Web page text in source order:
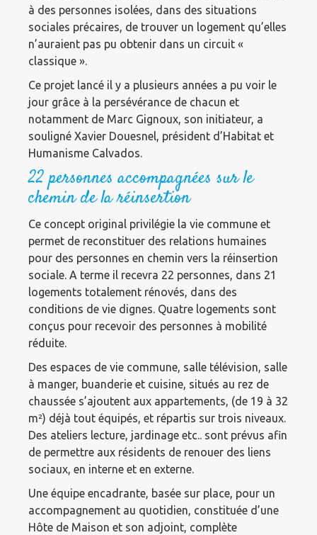
à des personnes isolées, dans des situations
sociales précaires, de trouver un logement qu’elles
n’auraient pas pu obtenir dans un circuit «
classique ».
Ce projet lancé il y a plusieurs années a pu voir le
jour grâce à la persévérance de chacun et
notamment de Marc Gignoux, son initiateur, a
souligné Xavier Douesnel, président d’Habitat et
Humanisme Calvados.
22 personnes accompagnées sur le
chemin de la réinsertion
Ce concept original privilégie la vie commune et
permet de reconstituer des relations humaines
pour des personnes en chemin vers la réinsertion
sociale. A terme il recevra 22 personnes, dans 21
logements totalement rénovés, dans des
conditions de vie dignes. Quatre logements sont
conçus pour recevoir des personnes à mobilité
réduite.
Des espaces de vie commune, salle télévision, salle
à manger, buanderie et cuisine, situés au rez de
chaussée s’ajoutent aux appartements, (de 19 à 32
m²) déjà tout équipés, et répartis sur trois niveaux.
Des ateliers lecture, jardinage etc.. sont prévus afin
de permettre aux résidents de renouer des liens
sociaux, en interne et en externe.
Une équipe encadrante, basée sur place, pour un
accompagnement au quotidien, constituée d’une
Hôte de Maison et son adjoint, complète